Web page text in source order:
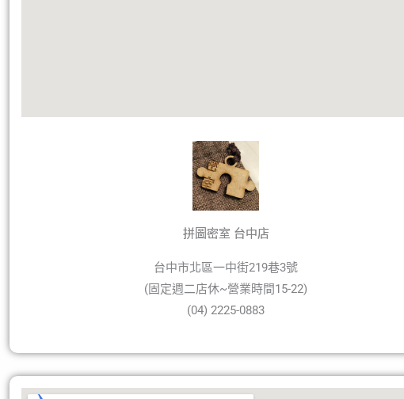
拼圖密室 台中店
台中市北區一中街219巷3號
(固定週二店休~營業時間15-22)
(04) 2225-0883